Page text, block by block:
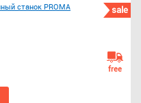
sale
станок PROMA
free